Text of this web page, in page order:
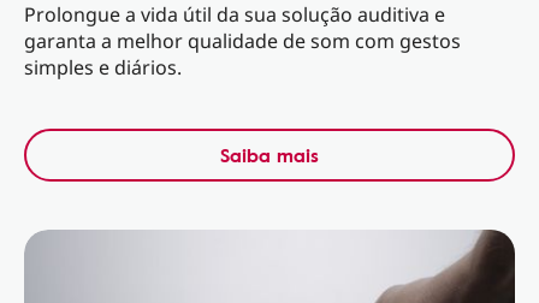
Prolongue a vida útil da sua solução auditiva e
garanta a melhor qualidade de som com gestos
simples e diários.
Saiba mais